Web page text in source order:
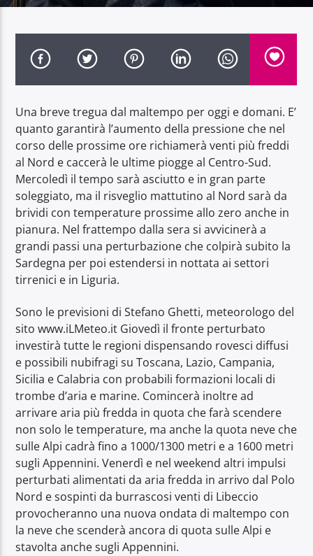
Titolo
Radio Dolomiti
Una breve tregua dal maltempo per oggi e domani. E’
quanto garantirà l’aumento della pressione che nel
corso delle prossime ore richiamerà venti più freddi
al Nord e caccerà le ultime piogge al Centro-Sud.
Mercoledì il tempo sarà asciutto e in gran parte
soleggiato, ma il risveglio mattutino al Nord sarà da
brividi con temperature prossime allo zero anche in
pianura. Nel frattempo dalla sera si avvicinerà a
grandi passi una perturbazione che colpirà subito la
Sardegna per poi estendersi in nottata ai settori
tirrenici e in Liguria.
Sono le previsioni di Stefano Ghetti, meteorologo del
sito www.iLMeteo.it Giovedì il fronte perturbato
investirà tutte le regioni dispensando rovesci diffusi
e possibili nubifragi su Toscana, Lazio, Campania,
Sicilia e Calabria con probabili formazioni locali di
trombe d’aria e marine. Comincerà inoltre ad
arrivare aria più fredda in quota che farà scendere
non solo le temperature, ma anche la quota neve che
sulle Alpi cadrà fino a 1000/1300 metri e a 1600 metri
sugli Appennini. Venerdì e nel weekend altri impulsi
perturbati alimentati da aria fredda in arrivo dal Polo
Nord e sospinti da burrascosi venti di Libeccio
provocheranno una nuova ondata di maltempo con
la neve che scenderà ancora di quota sulle Alpi e
stavolta anche sugli Appennini.